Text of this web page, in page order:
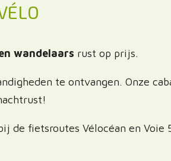
wandelaars rust op prijs.
te ontvangen. Onze
de fietsroutes Vélocéan en Voie